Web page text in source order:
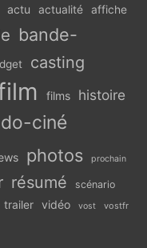
actu actualité affiche
bande-
casting
films histoire
ciné
photos prochain
résumé scénario
trailer vidéo vost vostfr